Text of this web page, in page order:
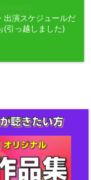
出演スケジュールだ
(引っ越しました)